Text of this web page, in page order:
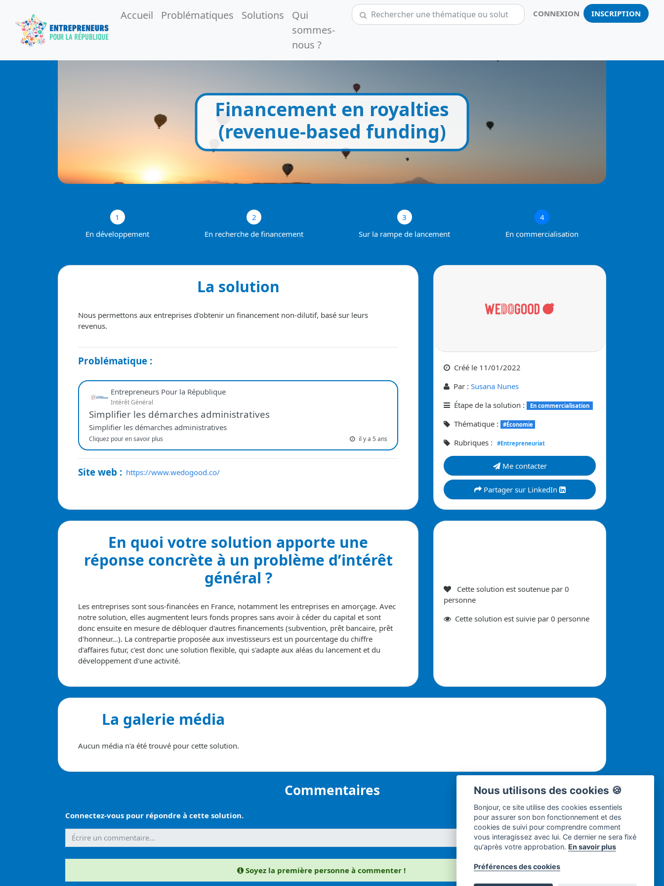
Accueil Problématiques Solutions
Qui
sommes-
nous ?
CONNEXION INSCRIPTION
Financement en royalties
(revenue-based funding)
1
En développement
2
En recherche de financement
3
Sur la rampe de lancement
4
En commercialisation
La solution
Nous permettons aux entreprises d'obtenir un financement non-dilutif, basé sur leurs
revenus.
Problématique :
Entrepreneurs Pour la République
Intérêt Général
Simplifier les démarches administratives
Simplifier les démarches administratives
Cliquez pour en savoir plus il y a 5 ans
Site web : https://www.wedogood.co/
Créé le 11/01/2022
Par : Susana Nunes
Étape de la solution :
En commercialisation
Thématique : #Économie
Rubriques : #Entrepreneuriat
Me contacter
Partager sur LinkedIn
En quoi votre solution apporte une
réponse concrète à un problème d’intérêt
général ?
Les entreprises sont sous-financées en France, notamment les entreprises en amorçage. Avec
notre solution, elles augmentent leurs fonds propres sans avoir à céder du capital et sont
donc ensuite en mesure de débloquer d'autres financements (subvention, prêt bancaire, prêt
d'honneur...). La contrepartie proposée aux investisseurs est un pourcentage du chiffre
d'affaires futur, c'est donc une solution flexible, qui s'adapte aux aléas du lancement et du
développement d'une activité.
Cette solution est soutenue par 0
personne
Cette solution est suivie par 0 personne
La galerie média
Aucun média n'a été trouvé pour cette solution.
Commentaires
Connectez-vous pour répondre à cette solution.
Soyez la première personne à commenter !
Nous utilisons des cookies 🍪
Bonjour, ce site utilise des cookies essentiels
pour assurer son bon fonctionnement et des
cookies de suivi pour comprendre comment
vous interagissez avec lui. Ce dernier ne sera fixé
qu'après votre approbation. En savoir plus
Préférences des cookies